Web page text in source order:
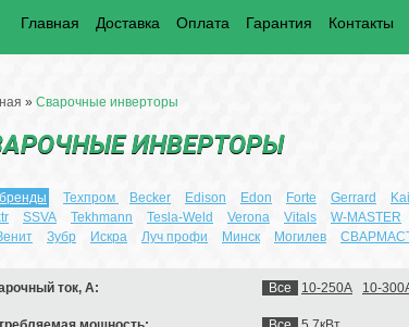
Главная Доставка Оплата Гарантия Контакты
» Сварочные инверторы
ИНВЕРТОРЫ
Техпром Becker Edison Edon Forte Gerrard
SSVA Tekhmann Tesla-Weld Verona Vitals W-MASTER
Зубр Искра Луч профи Минск Могилев
ток, А: Все 10-250А 10-